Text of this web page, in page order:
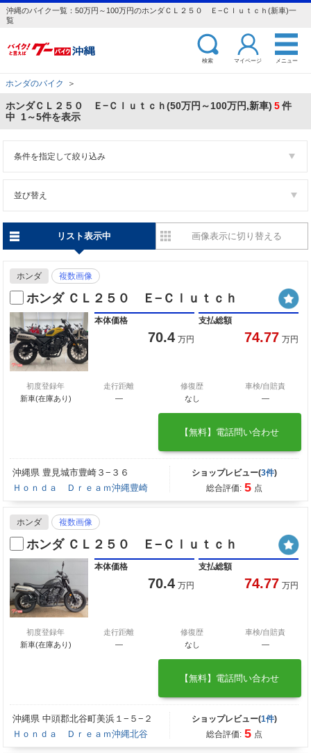
沖縄のバイク一覧：50万円～100万円のホンダＣＬ２５０ Ｅ−Ｃｌｕｔｃｈ(新車)一
覧
検索 マイページ メニュー
ホンダのバイク ＞
ホンダＣＬ２５０ Ｅ−Ｃｌｕｔｃｈ(50万円～100万円,新車) 5件
中 1～5件を表示
条件を指定して絞り込み
並び替え
リスト表示中 画像表示に切り替える
ホンダ 複数画像
ホンダ ＣＬ２５０ Ｅ−Ｃｌｕｔｃｈ
本体価格
70.4 万円
支払総額
74.77 万円
初度登録年
新車(在庫あり)
走行距離
―
修復歴
なし
車検/自賠責
―
【無料】電話問い合わせ
沖縄県 豊見城市豊崎３−３６
Ｈｏｎｄａ Ｄｒｅａｍ沖縄豊崎
ショップレビュー(3件)
総合評価: 5 点
ホンダ 複数画像
ホンダ ＣＬ２５０ Ｅ−Ｃｌｕｔｃｈ
本体価格
70.4 万円
支払総額
74.77 万円
初度登録年
新車(在庫あり)
走行距離
―
修復歴
なし
車検/自賠責
―
【無料】電話問い合わせ
沖縄県 中頭郡北谷町美浜１−５−２
Ｈｏｎｄａ Ｄｒｅａｍ沖縄北谷
ショップレビュー(1件)
総合評価: 5 点